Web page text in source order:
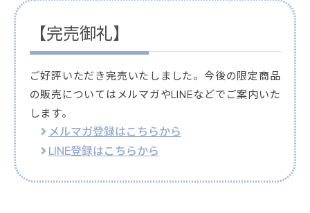
【完売御礼】
ご好評いただき完売いたしました。今後の限定商品
の販売についてはメルマガやLINEなどでご案内いた
します。
メルマガ登録はこちらから
LINE登録はこちらから